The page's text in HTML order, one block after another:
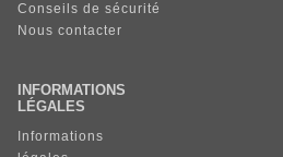
Conseils de sécurité
Nous contacter
INFORMATIONS
LÉGALES
Informations